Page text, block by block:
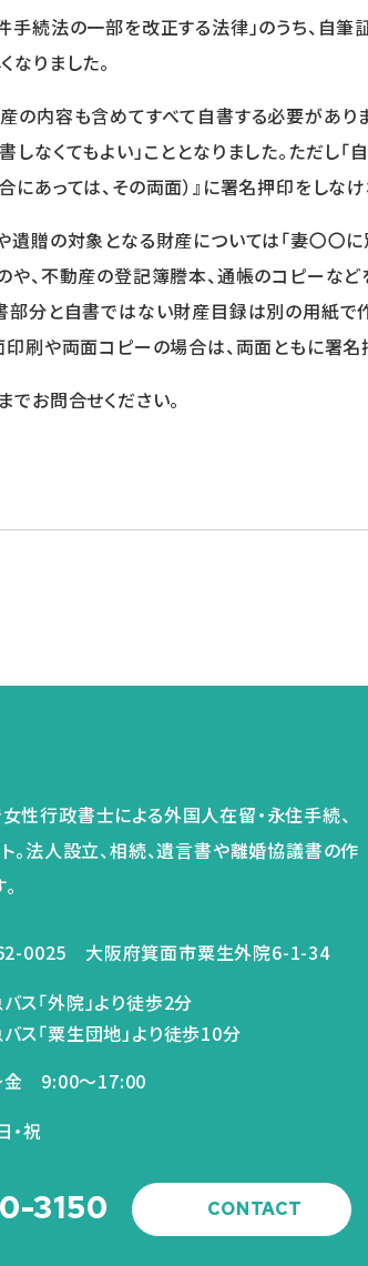
手続法の一部を改正する法律」のうち、
りました。
の内容も含めてすべて自書する必要があり
しなくてもよい」こととなりました。ただし
あっては、その両面）』に署名押印をしな
遺贈の対象となる財産については「妻〇〇
や、不動産の登記簿謄本、通帳のコピーなど
部分と自書ではない財産目録は別の用紙
印刷や両面コピーの場合は、両面ともに署名
お問合せください。
0025 大阪府箕面市粟生外院6-1-34
ス「外院」より徒歩2分
ス「粟生団地」より徒歩10分
金 9:00～17:00
・祝
3150 CONTACT